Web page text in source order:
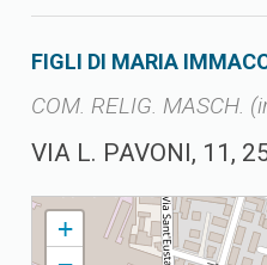
FIGLI DI MARIA
COM. RELIG. MASCH.
VIA L. PAVONI, 11,
IMMACOLATA (Pavoniani)
+